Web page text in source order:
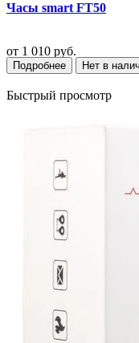
Часы smart FT50
от 1 010 руб.
Подробнее Нет в
Быстрый просмотр